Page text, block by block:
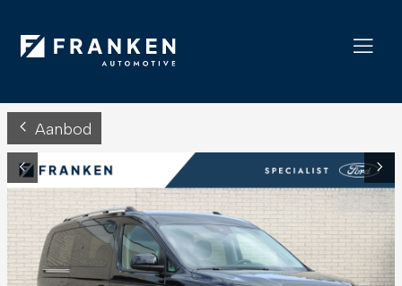
Aanbod